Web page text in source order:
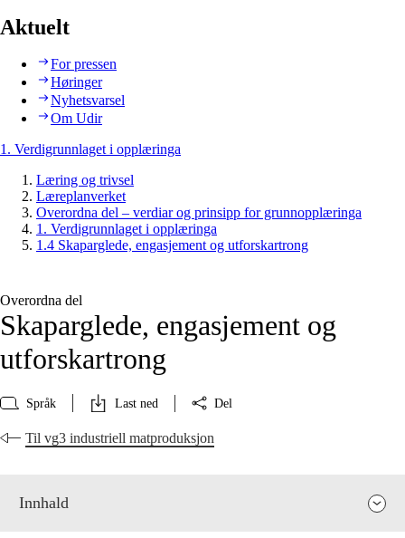
Aktuelt
For pressen
Høringer
Nyhetsvarsel
Om Udir
1. Verdigrunnlaget i opplæringa
Læring og trivsel
Læreplanverket
Overordna del – verdiar og prinsipp for grunnopplæringa
1. Verdigrunnlaget i opplæringa
1.4 Skaparglede, engasjement og utforskartrong
Overordna del
Skaparglede, engasjement og
utforskartrong
Språk Last ned Del
Til vg3 industriell matproduksjon
Innhald